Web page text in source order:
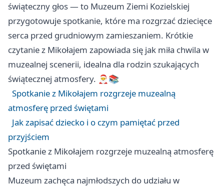
świąteczny głos — to Muzeum Ziemi Kozielskiej
przygotowuje spotkanie, które ma rozgrzać dziecięce
serca przed grudniowym zamieszaniem. Krótkie
czytanie z Mikołajem zapowiada się jak miła chwila w
muzealnej scenerii, idealna dla rodzin szukających
świątecznej atmosfery. 🎅📚
Spotkanie z Mikołajem rozgrzeje muzealną
atmosferę przed świętami
Jak zapisać dziecko i o czym pamiętać przed
przyjściem
Spotkanie z Mikołajem rozgrzeje muzealną atmosferę
przed świętami
Muzeum zachęca najmłodszych do udziału w